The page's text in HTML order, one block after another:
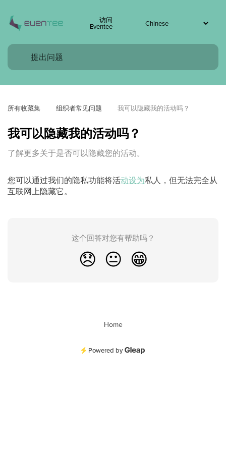
访问
Eventee
所有收藏集 组织者常见问题 我可以隐藏我的活动吗？
我可以隐藏我的活动吗？
了解更多关于是否可以隐藏您的活动。
您可以通过我们的隐私功能将活动设为私人，但无法完全从
互联网上隐藏它。
这个回答对您有帮助吗？
😞 😐 😁
Home
Powered by